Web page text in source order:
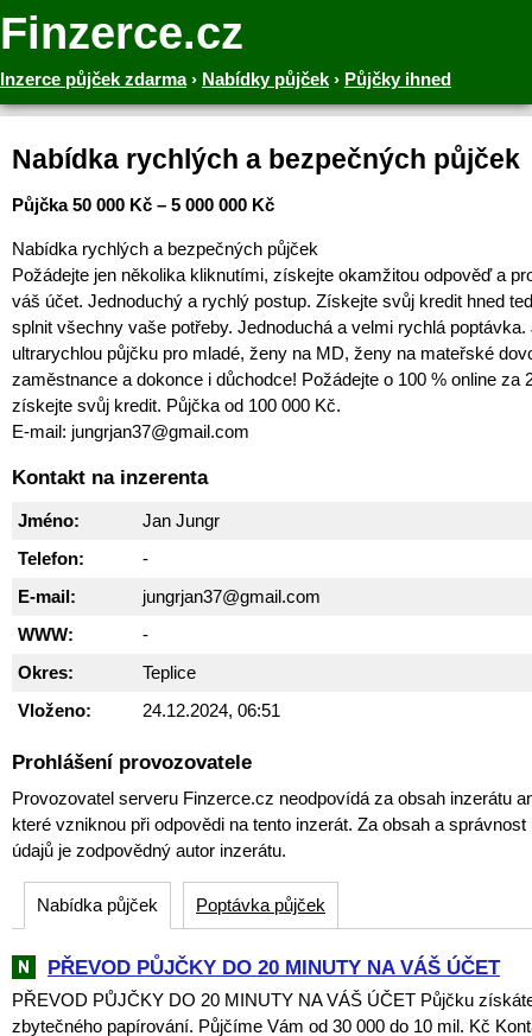
Finzerce.cz
Inzerce půjček zdarma› Nabídky půjček › Půjčky ihned
Nabídka rychlých a bezpečných půjček
Půjčka 50 000 Kč – 5 000 000 Kč
Nabídka rychlých a bezpečných půjček
Požádejte jen několika kliknutími, získejte okamžitou odpověď a
váš účet. Jednoduchý a rychlý postup. Získejte svůj kredit hned
splnit všechny vaše potřeby. Jednoduchá a velmi rychlá poptávka.
ultrarychlou půjčku pro mladé, ženy na MD, ženy na mateřské
zaměstnance a dokonce i důchodce! Požádejte o 100 % online za
získejte svůj kredit. Půjčka od 100 000 Kč.
E-mail: jungrjan37@gmail.com
Kontakt na inzerenta
Jméno:
Jan Jungr
Telefon:
-
E-mail:
jungrjan37@gmail.com
WWW:
-
Okres:
Teplice
Vloženo:
24.12.2024, 06:51
Prohlášení provozovatele
Provozovatel serveru Finzerce.cz neodpovídá za obsah inzerátu
které vzniknou při odpovědi na tento inzerát. Za obsah a
údajů je zodpovědný autor inzerátu.
Nabídka půjček Poptávka půjček
PŘEVOD PŮJČKY DO 20 MINUTY NA VÁŠ ÚČET
PŘEVOD PŮJČKY DO 20 MINUTY NA VÁŠ ÚČET Půjčku
zbytečného papírování. Půjčíme Vám od 30 000 do 10 mil. Kč